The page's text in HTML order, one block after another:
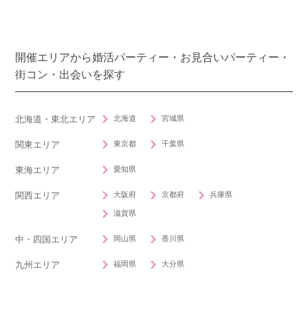
開催エリアから婚活パーティー・お見合いパーティー・
街コン・出会いを探す
北海道・東北エリア 北海道 宮城県
関東エリア 東京都 千葉県
東海エリア 愛知県
関西エリア 大阪府 京都府 兵庫県
滋賀県
中・四国エリア 岡山県 香川県
九州エリア 福岡県 大分県